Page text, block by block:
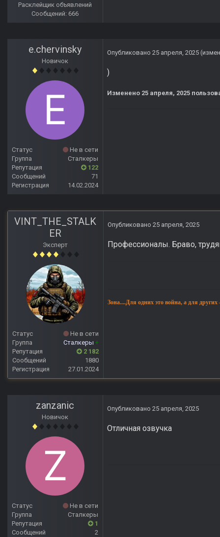
Расклейщик объявлений
Сообщений: 666
e.chervinsky
Новичок
Статус
Не в сети
Группа
Сталкеры
Репутация
122
Сообщений
71
Регистрация
14.02.2024
Опубликовано 25 апреля, 2025
)
Изменено 25 апреля, 2025
VINT_THE_STALK
ER
Эксперт
Статус
Не в сети
Группа
Сталкеры +
Репутация
2 182
Сообщений
1880
Регистрация
27.01.2024
Опубликовано 25 апреля, 2025
Профессионалы. Браво,
Зона....Для одних это война, а для
zanzanic
Новичок
Статус
Не в сети
Группа
Сталкеры
Репутация
1
Сообщений
2
Опубликовано 25 апреля, 2025
Отличная озвучка